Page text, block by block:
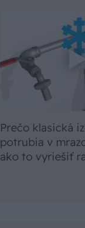
Prečo klasická
potrubia v
ako to vyriešiť